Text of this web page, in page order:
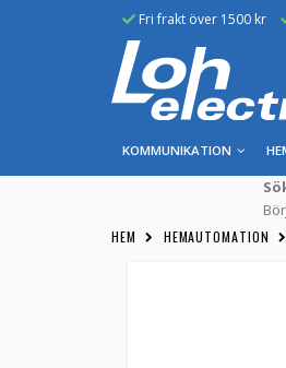
Fri frakt över 1500 kr
KOMMUNIKATION
HEM HEMAUTOMATION